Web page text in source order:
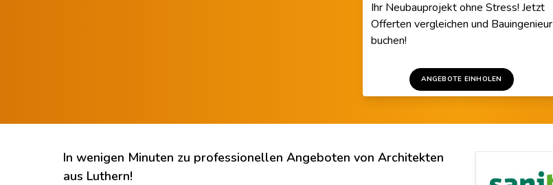
Ihr Neubauprojekt ohne Stress! Jetzt
Offerten vergleichen und Bauingenieur
buchen!
ANGEBOTE EINHOLEN
In wenigen Minuten zu professionellen Angeboten von Architekten
aus Luthern!